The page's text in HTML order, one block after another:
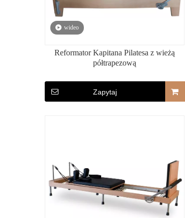
wideo
Reformator Kapitana Pilatesa z wieżą
półtrapezową
Zapytaj